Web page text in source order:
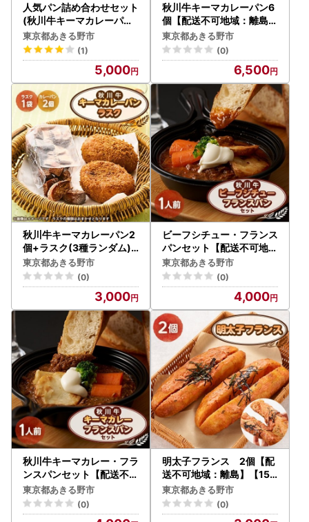
人気パン詰め合わせセット
(秋川牛キーマカレーパン
、クリームパン、塩バター
ロール、食パン、あんぱん
等)【配送不可地域：離島
東京都あきる野市
(1)
5,000
秋川牛キーマカレーパン6
個【配送不可地域：離島】
【1497071】
東京都あきる野市
(0)
6,500
秋川牛キーマカレーパン2
個+ラスク(3種ランダム)
【配送不可地域：離島】【
1497073】
東京都あきる野市
(0)
3,000
ビーフシチュー・フランス
パンセット【配送不可地域
：離島】【1497084】
東京都あきる野市
(0)
4,000
秋川牛キーマカレー・フラ
ンスパンセット【配送不可
地域：離島】【1497085
】
東京都あきる野市
(0)
明太子フランス 2個【配
送不可地域：離島】【159
9123】
東京都あきる野市
(0)